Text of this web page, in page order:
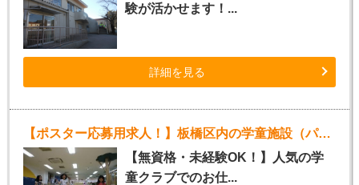
験が活かせます！...
詳細を見る
【ポスター応募用求人！】板橋区内の学童施設（パート指導員）
【無資格・未経験OK！】人気の学
童クラブでのお仕...